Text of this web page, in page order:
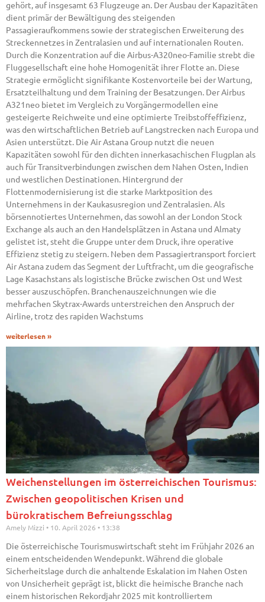
gehört, auf insgesamt 63 Flugzeuge an. Der Ausbau der Kapazitäten
dient primär der Bewältigung des steigenden
Passagieraufkommens sowie der strategischen Erweiterung des
Streckennetzes in Zentralasien und auf internationalen Routen.
Durch die Konzentration auf die Airbus-A320neo-Familie strebt die
Fluggesellschaft eine hohe Homogenität ihrer Flotte an. Diese
Strategie ermöglicht signifikante Kostenvorteile bei der Wartung,
Ersatzteilhaltung und dem Training der Besatzungen. Der Airbus
A321neo bietet im Vergleich zu Vorgängermodellen eine
gesteigerte Reichweite und eine optimierte Treibstoffeffizienz,
was den wirtschaftlichen Betrieb auf Langstrecken nach Europa und
Asien unterstützt. Die Air Astana Group nutzt die neuen
Kapazitäten sowohl für den dichten innerkasachischen Flugplan als
auch für Transitverbindungen zwischen dem Nahen Osten, Indien
und westlichen Destinationen. Hintergrund der
Flottenmodernisierung ist die starke Marktposition des
Unternehmens in der Kaukasusregion und Zentralasien. Als
börsennotiertes Unternehmen, das sowohl an der London Stock
Exchange als auch an den Handelsplätzen in Astana und Almaty
gelistet ist, steht die Gruppe unter dem Druck, ihre operative
Effizienz stetig zu steigern. Neben dem Passagiertransport forciert
Air Astana zudem das Segment der Luftfracht, um die geografische
Lage Kasachstans als logistische Brücke zwischen Ost und West
besser auszuschöpfen. Branchenauszeichnungen wie die
mehrfachen Skytrax-Awards unterstreichen den Anspruch der
Airline, trotz des rapiden Wachstums
weiterlesen »
Weichenstellungen im österreichischen Tourismus:
Zwischen geopolitischen Krisen und
bürokratischem Befreiungsschlag
Amely Mizzi 10. April 2026 13:38
Die österreichische Tourismuswirtschaft steht im Frühjahr 2026 an
einem entscheidenden Wendepunkt. Während die globale
Sicherheitslage durch die anhaltende Eskalation im Nahen Osten
von Unsicherheit geprägt ist, blickt die heimische Branche nach
einem historischen Rekordjahr 2025 mit kontrolliertem